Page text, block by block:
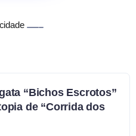
“Bichos Escrotos”
de “Corrida dos